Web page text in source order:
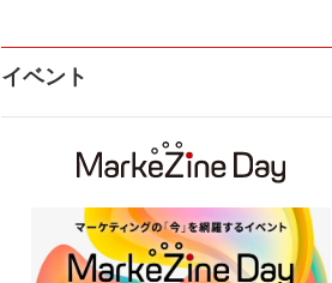
イベント